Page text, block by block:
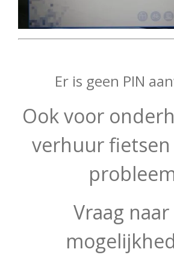
Er is geen PIN
Ook voor
verhuur fietsen
Vraag